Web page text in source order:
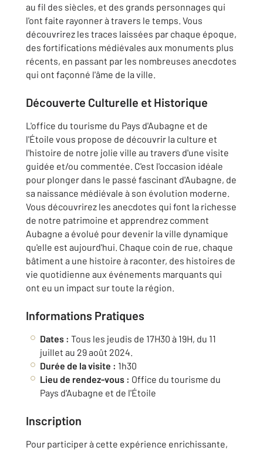
au fil des siècles, et des grands personnages qui
l'ont faite rayonner à travers le temps. Vous
découvrirez les traces laissées par chaque époque,
des fortifications médiévales aux monuments plus
récents, en passant par les nombreuses anecdotes
qui ont façonné l'âme de la ville.
Découverte Culturelle et Historique
L'office du tourisme du Pays d'Aubagne et de
l'Étoile vous propose de découvrir la culture et
l'histoire de notre jolie ville au travers d'une visite
guidée et/ou commentée. C'est l'occasion idéale
pour plonger dans le passé fascinant d'Aubagne, de
sa naissance médiévale à son évolution moderne.
Vous découvrirez les anecdotes qui font la richesse
de notre patrimoine et apprendrez comment
Aubagne a évolué pour devenir la ville dynamique
qu'elle est aujourd'hui. Chaque coin de rue, chaque
bâtiment a une histoire à raconter, des histoires de
vie quotidienne aux événements marquants qui
ont eu un impact sur toute la région.
Informations Pratiques
Dates : Tous les jeudis de 17H30 à 19H, du 11
juillet au 29 août 2024.
Durée de la visite : 1h30
Lieu de rendez-vous : Office du tourisme du
Pays d'Aubagne et de l'Étoile
Inscription
Pour participer à cette expérience enrichissante,